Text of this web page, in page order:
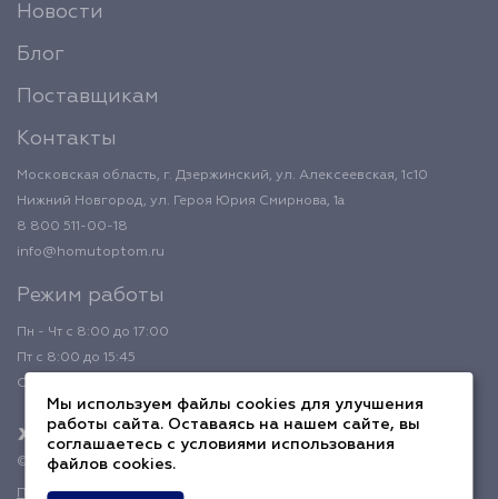
Новости
Блог
Поставщикам
Контакты
Московская область, г. Дзержинский, ул. Алексеевская, 1с10
Нижний Новгород, ул. Героя Юрия Смирнова, 1а
8 800 511-00-18
info@homutoptom.ru
Режим работы
Пн - Чт с 8:00 до 17:00
Пт с 8:00 до 15:45
Обед с 12:00 до 12:45
© 2026 ХомутОптом
Политика конфиденциальности
Мы используем файлы cookies для улучшения
работы сайта. Оставаясь на нашем сайте, вы
соглашаетесь с условиями использования
файлов cookies.